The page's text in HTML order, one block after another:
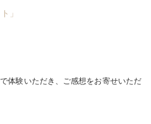
」
体験いただき、ご感想をお寄せいただ